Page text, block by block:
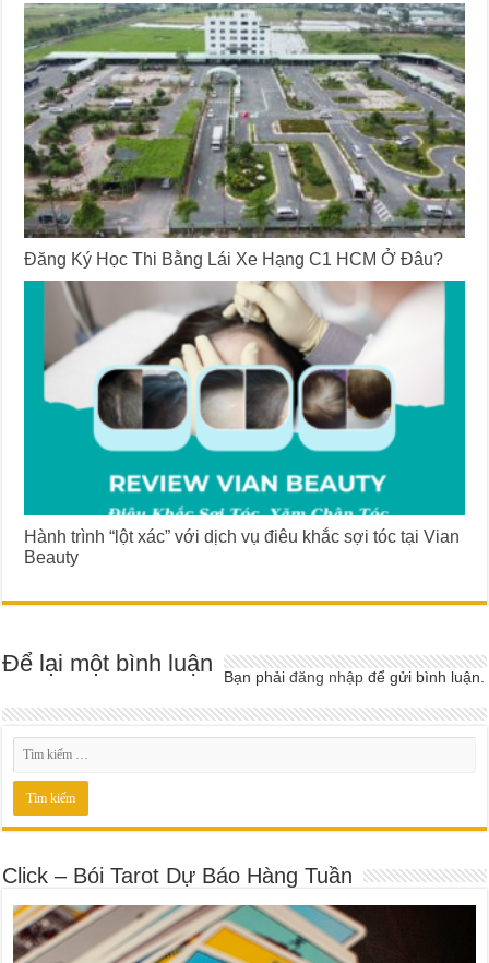
Đăng Ký Học Thi Bằng Lái Xe Hạng C1 HCM Ở Đâu?
Hành trình “lột xác” với dịch vụ điêu khắc sợi tóc tại Vian
Beauty
Để lại một bình luận Bạn phảiđăng nhập để gửi bình luận.
Click – Bói Tarot Dự Báo Hàng Tuần